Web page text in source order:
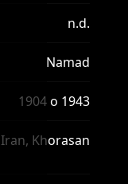
n.d.
Namad
1904 o 1943
Iran, Khorasan